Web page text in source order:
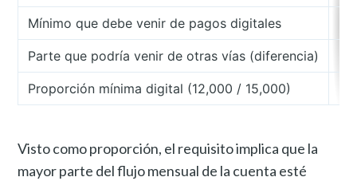
Mínimo que debe venir de pagos digitales
Parte que podría venir de otras vías (diferencia)
Proporción mínima digital (12,000 / 15,000)
Visto como proporción, el requisito implica que la
mayor parte del flujo mensual de la cuenta esté